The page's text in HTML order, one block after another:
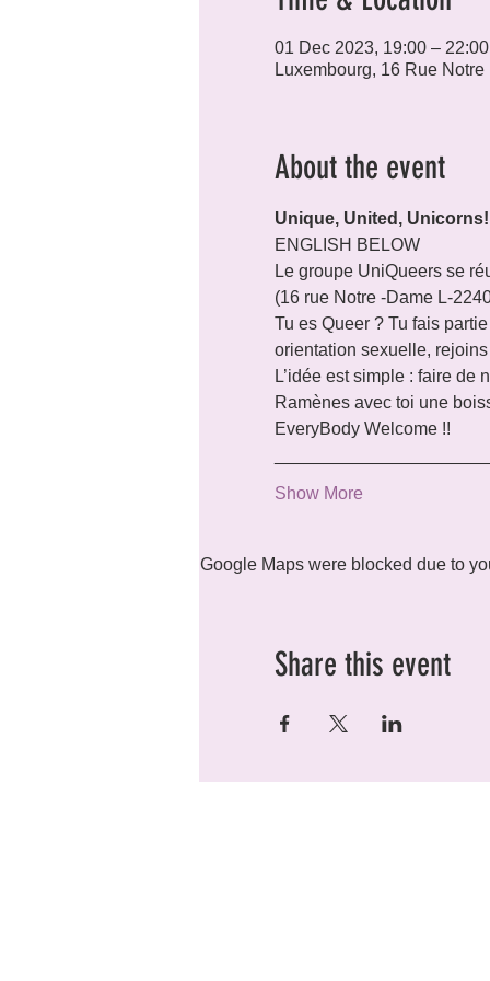
01 Dec 2023, 19:00 – 22:00
Luxembourg, 16 Rue
About the event
Unique, United, Unicorns!
ENGLISH BELOW
Le groupe UniQueers se
(16 rue Notre -Dame L-
Tu es Queer ? Tu fais
orientation sexuelle, rejoins
L’idée est simple : faire de
Ramènes avec toi une
EveryBody Welcome !!
Show More
Google Maps were blocked due to
Share this event